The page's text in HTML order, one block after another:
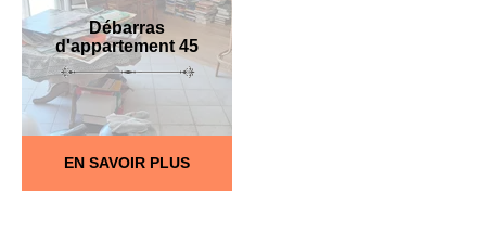
Débarras
d'appartement 45
EN SAVOIR PLUS